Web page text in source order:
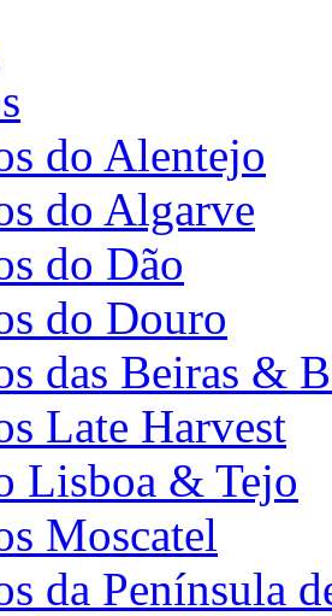
do Alentejo
do Algarve
do Dão
do Douro
das Beiras &
Late Harvest
Lisboa & Tejo
Moscatel
da Península